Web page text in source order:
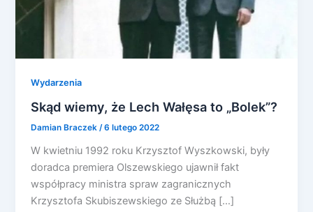
Wydarzenia
Skąd wiemy, że Lech Wałęsa to „Bolek”?
Damian Braczek/6 lutego 2022
W kwietniu 1992 roku Krzysztof Wyszkowski, były
doradca premiera Olszewskiego ujawnił fakt
współpracy ministra spraw zagranicznych
Krzysztofa Skubiszewskiego ze Służbą […]